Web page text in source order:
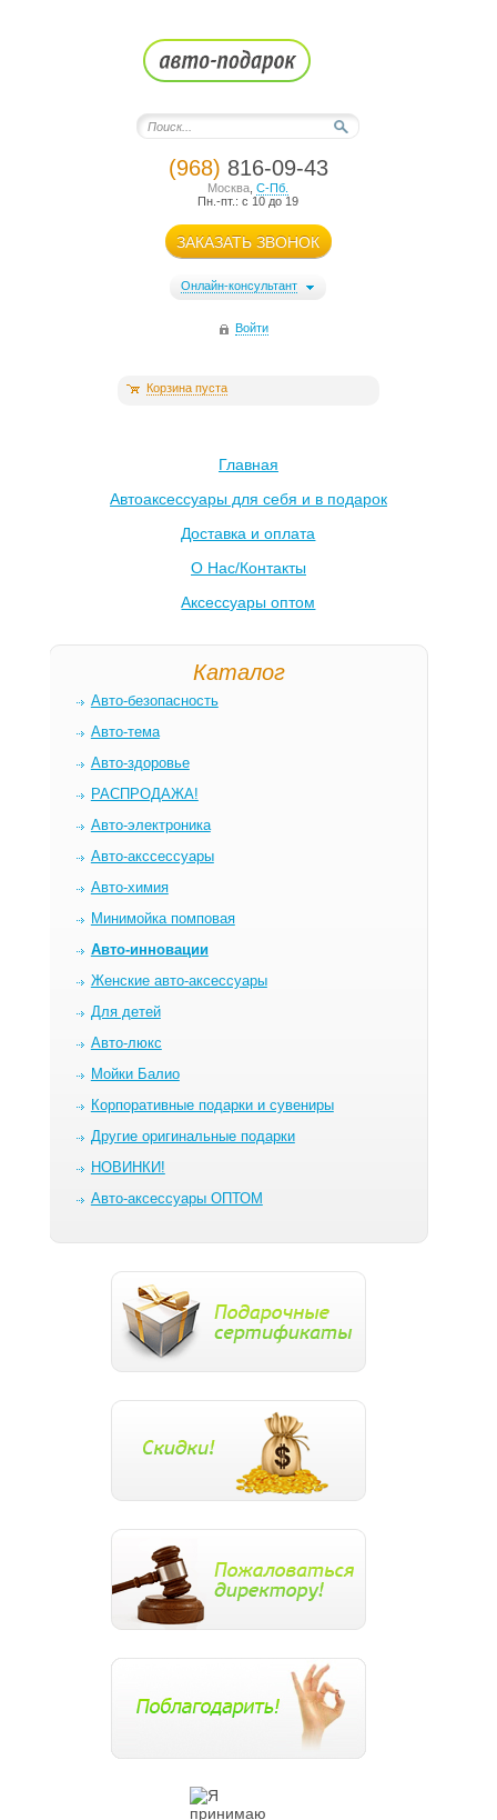
(968) 816-09-43
Москва ,С-Пб.
Пн.-пт.: с 10 до 19
ЗАКАЗАТЬ ЗВОНОК
Онлайн-консультант
Войти
Корзина пуста
Главная
Автоаксессуары для себя и в подарок
Доставка и оплата
О Нас/Контакты
Аксессуары оптом
Каталог
Авто-безопасность
Авто-тема
Авто-здоровье
РАСПРОДАЖА!
Авто-электроника
Авто-акссессуары
Авто-химия
Минимойка помповая
Авто-инновации
Женские авто-аксессуары
Для детей
Авто-люкс
Мойки Балио
Корпоративные подарки и сувениры
Другие оригинальные подарки
НОВИНКИ!
Авто-аксессуары ОПТОМ